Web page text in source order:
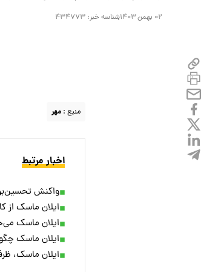
۰۲ بهمن ۱۴۰۳ شناسه خبر: ۴۳۴۷۷۳
منبع : مهر
اخبار مرتبط
واکنش
ایلان ماسک از
ایلان ماسک
ایلان ماسک
ایلان ماسک، ظرفشور با حقوق